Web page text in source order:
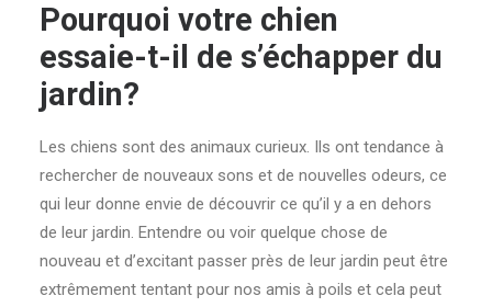
Pourquoi votre chien
essaie-t-il de s’échapper du
jardin?
Les chiens sont des animaux curieux. Ils ont tendance à
rechercher de nouveaux sons et de nouvelles odeurs, ce
qui leur donne envie de découvrir ce qu’il y a en dehors
de leur jardin. Entendre ou voir quelque chose de
nouveau et d’excitant passer près de leur jardin peut être
extrêmement tentant pour nos amis à poils et cela peut